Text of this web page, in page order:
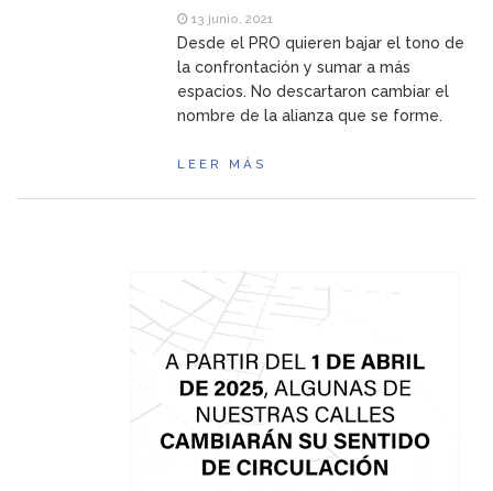
13 junio, 2021
Desde el PRO quieren bajar el tono de
la confrontación y sumar a más
espacios. No descartaron cambiar el
nombre de la alianza que se forme.
LEER MÁS